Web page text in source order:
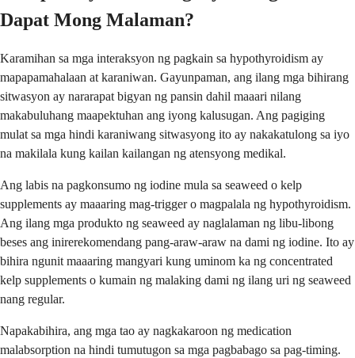
Dapat Mong Malaman?
Karamihan sa mga interaksyon ng pagkain sa hypothyroidism ay
mapapamahalaan at karaniwan. Gayunpaman, ang ilang mga bihirang
sitwasyon ay nararapat bigyan ng pansin dahil maaari nilang
makabuluhang maapektuhan ang iyong kalusugan. Ang pagiging
mulat sa mga hindi karaniwang sitwasyong ito ay nakakatulong sa iyo
na makilala kung kailan kailangan ng atensyong medikal.
Ang labis na pagkonsumo ng iodine mula sa seaweed o kelp
supplements ay maaaring mag-trigger o magpalala ng hypothyroidism.
Ang ilang mga produkto ng seaweed ay naglalaman ng libu-libong
beses ang inirerekomendang pang-araw-araw na dami ng iodine. Ito ay
bihira ngunit maaaring mangyari kung uminom ka ng concentrated
kelp supplements o kumain ng malaking dami ng ilang uri ng seaweed
nang regular.
Napakabihira, ang mga tao ay nagkakaroon ng medication
malabsorption na hindi tumutugon sa mga pagbabago sa pag-timing.